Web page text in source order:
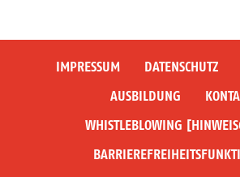
IMPRESSUM DATENSCHUTZ
AUSBILDUNG
WHISTLEBLOWING